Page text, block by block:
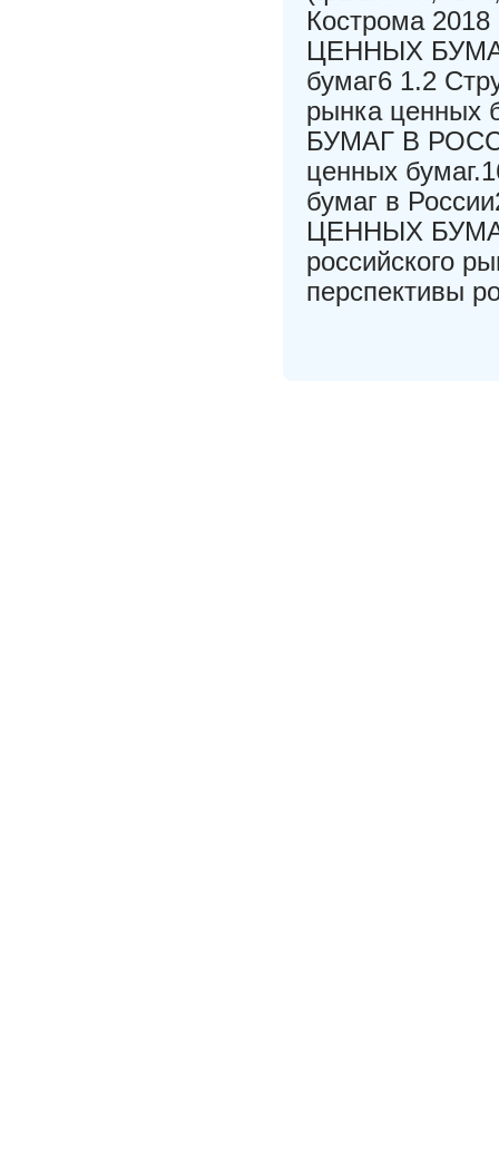
Кострома
ЦЕННЫХ
бумаг6 1.2
рынка
БУМАГ В
ценных
бумаг в
ЦЕННЫХ
российского
перспективы